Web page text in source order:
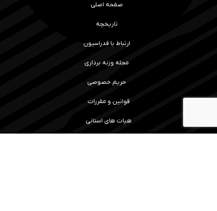
صفحه اصلی
تاریخچه
ارتباط با فدراسیون
مجله وزنه برداری
حریم خصوصی
قوانین و مقررات
هیات های استانی